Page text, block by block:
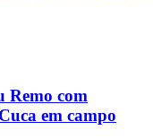
Remo com
em campo